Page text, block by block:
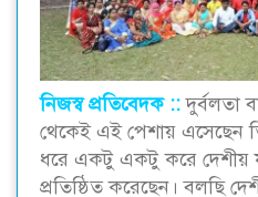
নিজস্ব প্রতিবেদক :: দুর্বলতা
থেকেই এই পেশায় এসেছেন
ধরে একটু একটু করে দেশীয়
প্রতিষ্ঠিত করেছেন। বলছি